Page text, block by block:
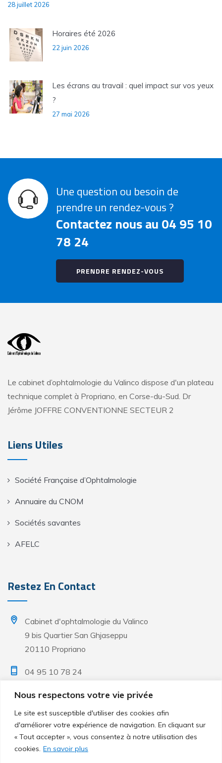
Nous respectons votre vie privée
Le site est susceptible d'utiliser des cookies afin
d'améliorer votre expérience de navigation. En cliquant sur
« Tout accepter », vous consentez à notre utilisation des
cookies. En savoir plus
28 juillet 2026
Horaires été 2026
22 juin 2026
Les écrans au travail : quel impact sur vos yeux
?
27 mai 2026
Une question ou besoin de
prendre un rendez-vous ?
Contactez nous au 04 95 10
78 24
PRENDRE RENDEZ-VOUS
Le cabinet d’ophtalmologie du Valinco dispose d'un plateau
technique complet à Propriano, en Corse-du-Sud. Dr
Jérôme JOFFRE CONVENTIONNE SECTEUR 2
Liens Utiles
Société Française d’Ophtalmologie
Annuaire du CNOM
Sociétés savantes
AFELC
Restez En Contact
Cabinet d'ophtalmologie du Valinco
9 bis Quartier San Ghjaseppu
20110 Propriano
04 95 10 78 24
Lun. & Mar. - 08h à 18h
Mer. & Ven. - 08h à 17h
Sur rendez-vous uniquement